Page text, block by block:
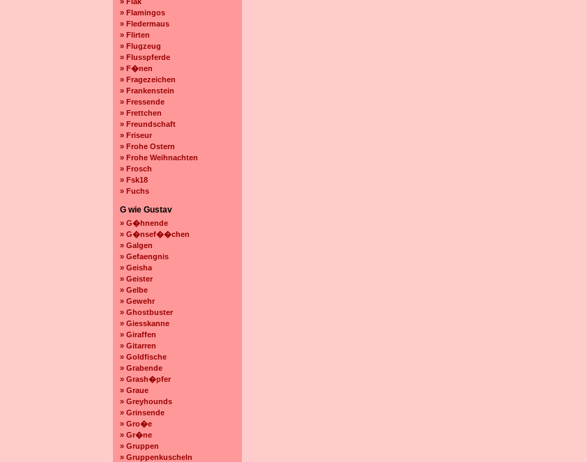
» Flamingos
» Fledermaus
» Flirten
» Flugzeug
» Flusspferde
» F�nen
» Fragezeichen
» Frankenstein
» Fressende
» Frettchen
» Freundschaft
» Friseur
» Frohe Ostern
» Frohe Weihnachten
» Frosch
» Fsk18
» Fuchs
G wie Gustav
» G�hnende
» G�nsef��chen
» Galgen
» Gefaengnis
» Geisha
» Geister
» Gelbe
» Gewehr
» Ghostbuster
» Giesskanne
» Giraffen
» Gitarren
» Goldfische
» Grabende
» Grash�pfer
» Graue
» Greyhounds
» Grinsende
» Gro�e
» Gr�ne
» Gruppen
» Gruppenkuscheln